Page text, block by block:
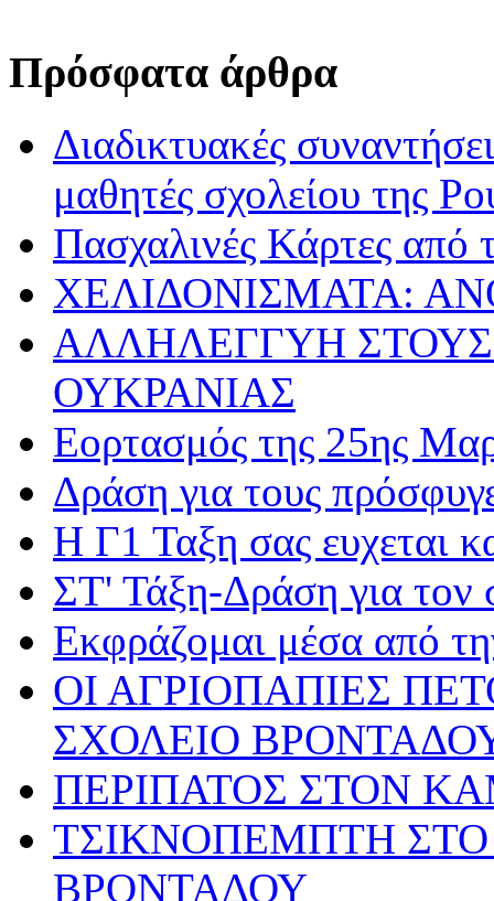
Πρόσφατα άρθρα
Διαδικτυακές
μαθητές σχολείου της
Πασχαλινές Κάρτες από
ΧΕΛΙΔΟΝΙΣΜΑΤΑ:
ΑΛΛΗΛΕΓΓΥΗ
ΟΥΚΡΑΝΙΑΣ
Εορτασμός της 25ης
Δράση για τους
Η Γ1 Ταξη σας ευχεται
ΣΤ' Τάξη-Δράση για τον
Εκφράζομαι μέσα από
ΟΙ ΑΓΡΙΟΠΑΠΙΕΣ
ΣΧΟΛΕΙΟ
ΠΕΡΙΠΑΤΟΣ ΣΤΟΝ
ΤΣΙΚΝΟΠΕΜΠΤΗ ΣΤΟ
ΒΡΟΝΤΑΔΟΥ